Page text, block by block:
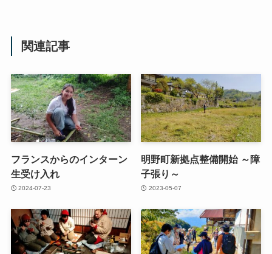
関連記事
フランスからのインターン
生受け入れ
2024-07-23
明野町新拠点整備開始 ～障
子張り～
2023-05-07